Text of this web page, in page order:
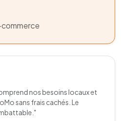
nos besoins locaux et
sans frais cachés. Le